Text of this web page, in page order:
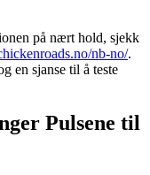
på nært hold, sjekk
nb-no/.
en sjanse til å teste
Pulsene til